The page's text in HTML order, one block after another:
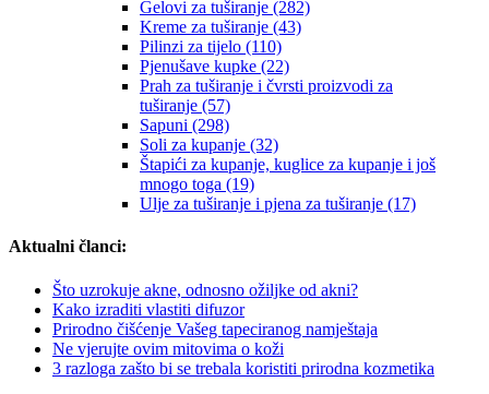
Gelovi za tuširanje (282)
Kreme za tuširanje (43)
Pilinzi za tijelo (110)
Pjenušave kupke (22)
Prah za tuširanje i čvrsti proizvodi za
tuširanje (57)
Sapuni (298)
Soli za kupanje (32)
Štapići za kupanje, kuglice za kupanje i još
mnogo toga (19)
Ulje za tuširanje i pjena za tuširanje (17)
Aktualni članci:
Što uzrokuje akne, odnosno ožiljke od akni?
Kako izraditi vlastiti difuzor
Prirodno čišćenje Vašeg tapeciranog namještaja
Ne vjerujte ovim mitovima o koži
3 razloga zašto bi se trebala koristiti prirodna kozmetika